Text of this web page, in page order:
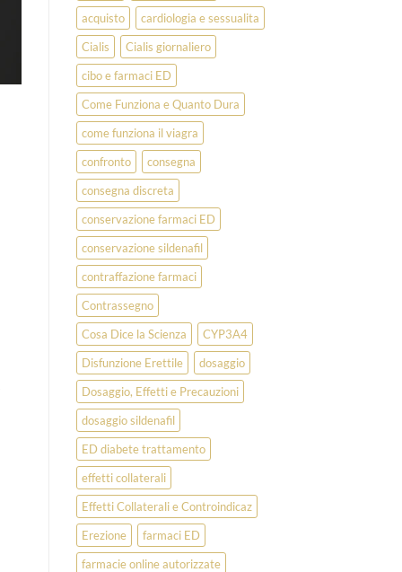
acquisto
cardiologia e sessualita
Cialis
Cialis giornaliero
cibo e farmaci ED
Come Funziona e Quanto Dura
come funziona il viagra
confronto
consegna
consegna discreta
conservazione farmaci ED
conservazione sildenafil
contraffazione farmaci
Contrassegno
Cosa Dice la Scienza
CYP3A4
Disfunzione Erettile
dosaggio
Dosaggio, Effetti e Precauzioni
dosaggio sildenafil
ED diabete trattamento
effetti collaterali
Effetti Collaterali e Controindicaz
Erezione
farmaci ED
farmacie online autorizzate